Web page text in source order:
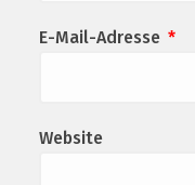
E-Mail-Adresse *
Website